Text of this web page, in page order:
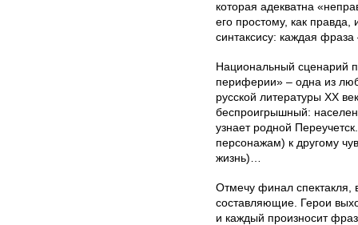
которая адекватна
его простому, как
синтаксису: каждая
Национальный сценарий
периферии» – одна из
русской литературы ХХ
беспроигрышный:
узнает родной
персонажам) к другому
жизнь)…
Отмечу финал спектакля,
составляющие. Герои
и каждый произносит